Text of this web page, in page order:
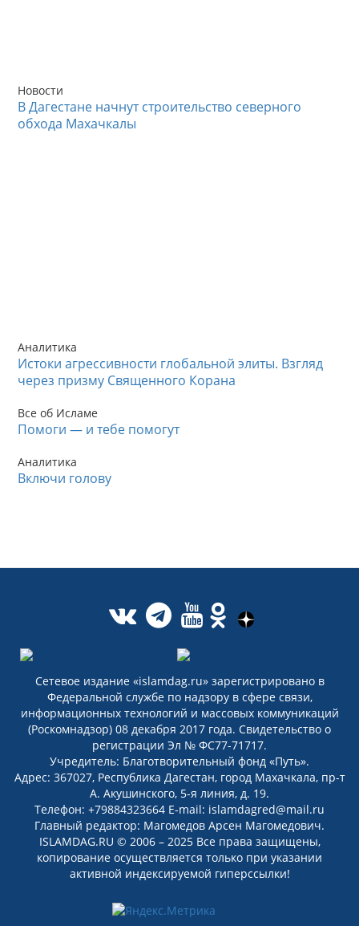
Новости
В Дагестане начнут строительство северного
обхода Махачкалы
Аналитика
Истоки агрессивности глобальной элиты. Взгляд
через призму Священного Корана
Все об Исламе
Помоги — и тебе помогут
Аналитика
Включи голову
Сетевое издание «islamdag.ru» зарегистрировано в
Федеральной службе по надзору в сфере связи,
информационных технологий и массовых коммуникаций
(Роскомнадзор) 08 декабря 2017 года. Свидетельство о
регистрации Эл № ФС77-71717.
Учредитель: Благотворительный фонд «Путь».
Адрес: 367027, Республика Дагестан, город Махачкала, пр-т
А. Акушинского, 5-я линия, д. 19.
Телефон: +79884323664 E-mail: islamdagred@mail.ru
Главный редактор: Магомедов Арсен Магомедович.
ISLAMDAG.RU © 2006 – 2025 Все права защищены,
копирование осуществляется только при указании
активной индексируемой гиперссылки!